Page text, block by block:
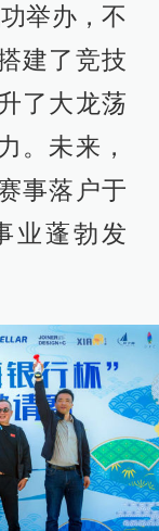
举办，不
建了竞技
了大龙荡
。未来，
事落户于
业蓬勃发